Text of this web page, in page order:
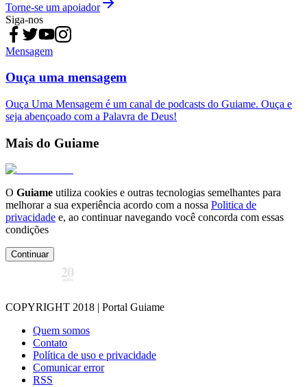
Torne-se um apoiador
Siga-nos
Mensagem
Ouça uma mensagem
Ouça Uma Mensagem é um canal de podcasts do Guiame. Ouça e
seja abençoado com a Palavra de Deus!
Mais do Guiame
O Guiame utiliza cookies e outras tecnologias semelhantes para
melhorar a sua experiência acordo com a nossa Politica de
privacidade e, ao continuar navegando você concorda com essas
condições
Continuar
COPYRIGHT 2018 | Portal Guiame
Quem somos
Contato
Política de uso e privacidade
Comunicar error
RSS